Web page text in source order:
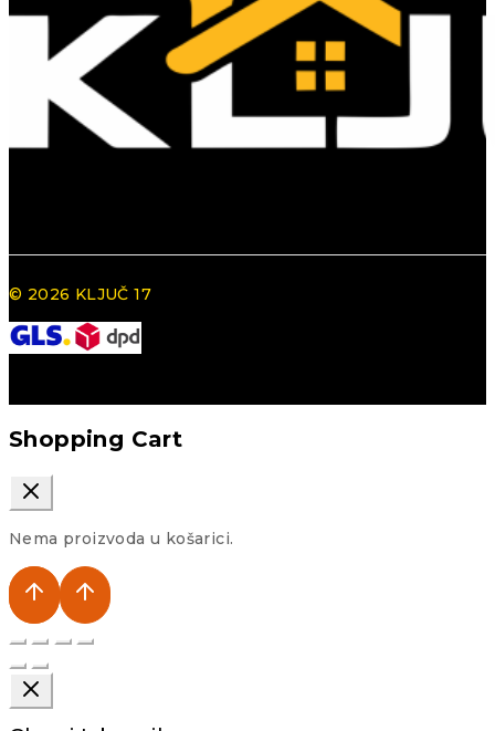
© 2026 KLJUČ 17
Shopping Cart
Nema proizvoda u košarici.